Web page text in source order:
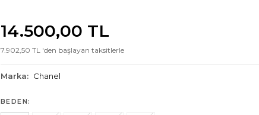
14.500,00 TL
7.902,50 TL 'den başlayan taksitlerle
Marka: Chanel
BEDEN: